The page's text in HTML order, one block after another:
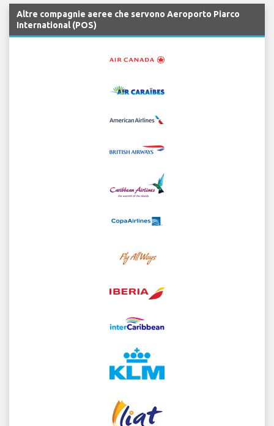
Altre compagnie aeree che servono Aeroporto Piarco
International (POS)